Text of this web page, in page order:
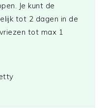
Je kunt de
tot 2 dagen in de
tot max 1